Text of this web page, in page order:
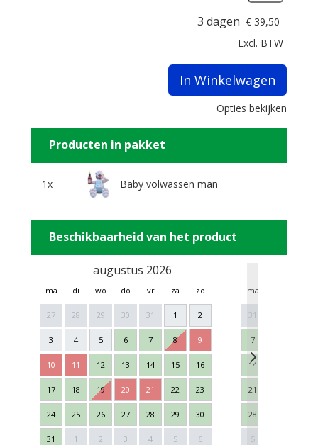
3 dagen € 39,50
Excl. BTW
In Winkelwagen
Opties bekijken
Producten in pakket
1x Baby volwassen man
Beschikbaarheid van het product
augustus 2026
ma di wo do vr za zo
27 28 29 30 31 1 2
3 4 5 6 7 8 9
10 11 12 13 14 15 16
17 18 19 20 21 22 23
24 25 26 27 28 29 30
31 1 2 3 4 5 6
ma
31
7
14
21
28
5
Next